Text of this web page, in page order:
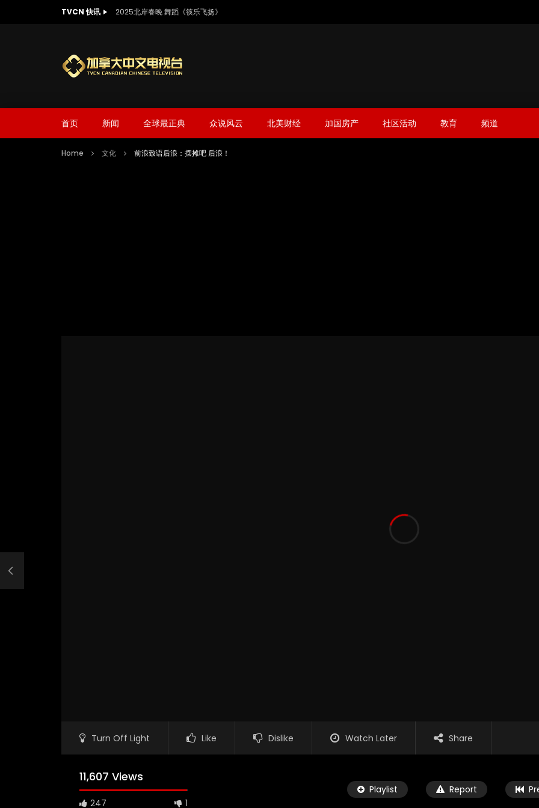
TVCN 快讯 2025北岸春晚 舞蹈《乌兰巴托的夜》
首页 新闻 全球最正典 众说风云 北美财经 加国房产 社区活动 教育 频道
Home 文化 前浪致语后浪：摆摊吧 后浪！
Turn Off Light Like Dislike Watch Later Share
11,607 Views
247 1
Playlist Report